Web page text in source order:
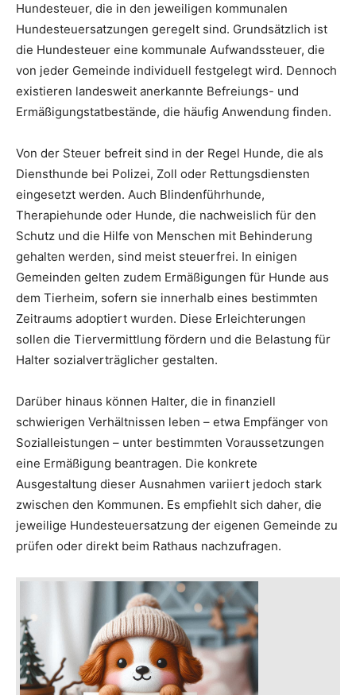
Hundesteuer, die in den jeweiligen kommunalen
Hundesteuersatzungen geregelt sind. Grundsätzlich ist
die Hundesteuer eine kommunale Aufwandssteuer, die
von jeder Gemeinde individuell festgelegt wird. Dennoch
existieren landesweit anerkannte Befreiungs- und
Ermäßigungstatbestände, die häufig Anwendung finden.
Von der Steuer befreit sind in der Regel Hunde, die als
Diensthunde bei Polizei, Zoll oder Rettungsdiensten
eingesetzt werden. Auch Blindenführhunde,
Therapiehunde oder Hunde, die nachweislich für den
Schutz und die Hilfe von Menschen mit Behinderung
gehalten werden, sind meist steuerfrei. In einigen
Gemeinden gelten zudem Ermäßigungen für Hunde aus
dem Tierheim, sofern sie innerhalb eines bestimmten
Zeitraums adoptiert wurden. Diese Erleichterungen
sollen die Tiervermittlung fördern und die Belastung für
Halter sozialverträglicher gestalten.
Darüber hinaus können Halter, die in finanziell
schwierigen Verhältnissen leben – etwa Empfänger von
Sozialleistungen – unter bestimmten Voraussetzungen
eine Ermäßigung beantragen. Die konkrete
Ausgestaltung dieser Ausnahmen variiert jedoch stark
zwischen den Kommunen. Es empfiehlt sich daher, die
jeweilige Hundesteuersatzung der eigenen Gemeinde zu
prüfen oder direkt beim Rathaus nachzufragen.